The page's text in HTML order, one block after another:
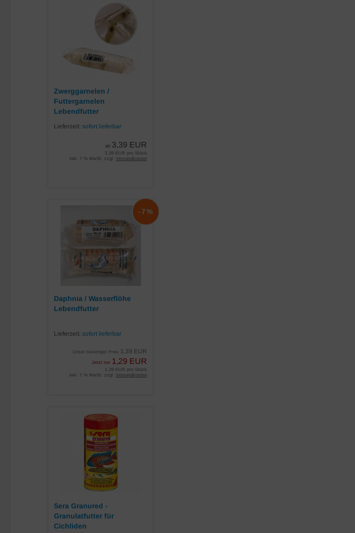
Zwerggarnelen /
Futtergarnelen
Lebendfutter
Lieferzeit:sofort lieferbar
ab 3,39 EUR
3,39 EUR pro Stück
inkl. 7 % MwSt. zzgl. Versandkosten
Daphnia / Wasserflöhe
Lebendfutter
Lieferzeit:sofort lieferbar
Unser bisheriger Preis 1,39 EUR
Jetzt nur 1,29 EUR
-7%
1,29 EUR pro Stück
inkl. 7 % MwSt. zzgl. Versandkosten
Sera Granured -
Granulatfutter für
Cichliden